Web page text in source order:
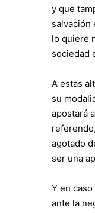
y que
salvación
lo quiere
sociedad
A estas
su
apostará
agotado
ser una
Y en
ante la